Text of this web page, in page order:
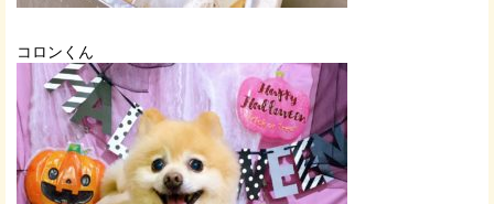
コロンくん